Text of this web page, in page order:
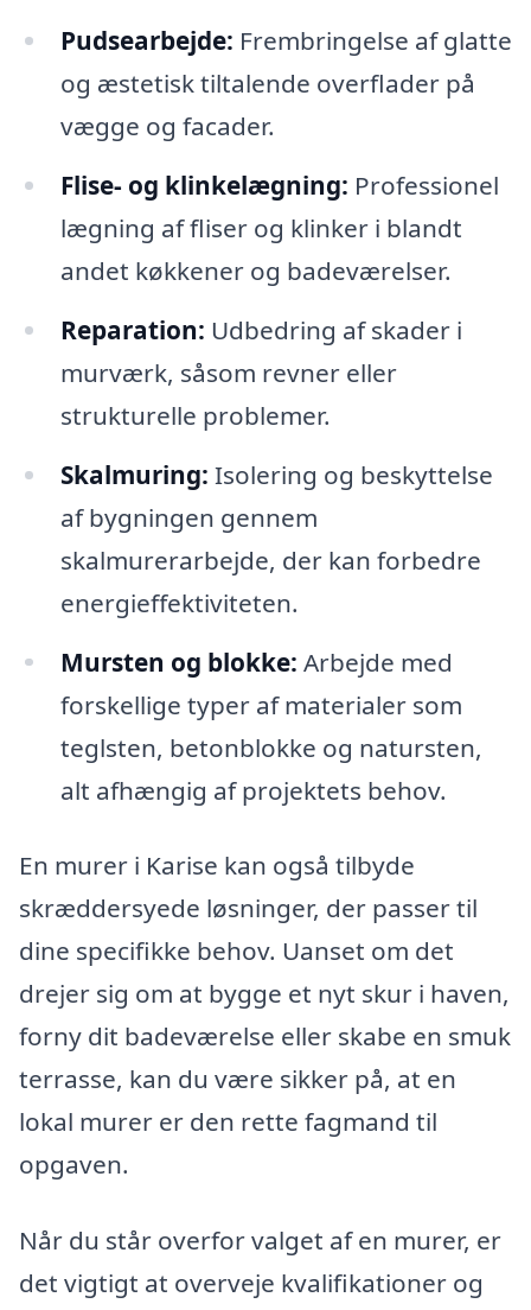
Pudsearbejde: Frembringelse af glatte
og æstetisk tiltalende overflader på
vægge og facader.
Flise- og klinkelægning: Professionel
lægning af fliser og klinker i blandt
andet køkkener og badeværelser.
Reparation: Udbedring af skader i
murværk, såsom revner eller
strukturelle problemer.
Skalmuring: Isolering og beskyttelse
af bygningen gennem
skalmurerarbejde, der kan forbedre
energieffektiviteten.
Mursten og blokke: Arbejde med
forskellige typer af materialer som
teglsten, betonblokke og natursten,
alt afhængig af projektets behov.
En murer i Karise kan også tilbyde
skræddersyede løsninger, der passer til
dine specifikke behov. Uanset om det
drejer sig om at bygge et nyt skur i haven,
forny dit badeværelse eller skabe en smuk
terrasse, kan du være sikker på, at en
lokal murer er den rette fagmand til
opgaven.
Når du står overfor valget af en murer, er
det vigtigt at overveje kvalifikationer og